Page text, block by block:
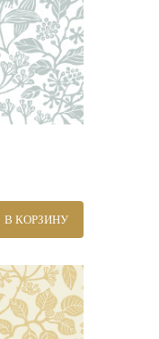
В КОРЗИНУ